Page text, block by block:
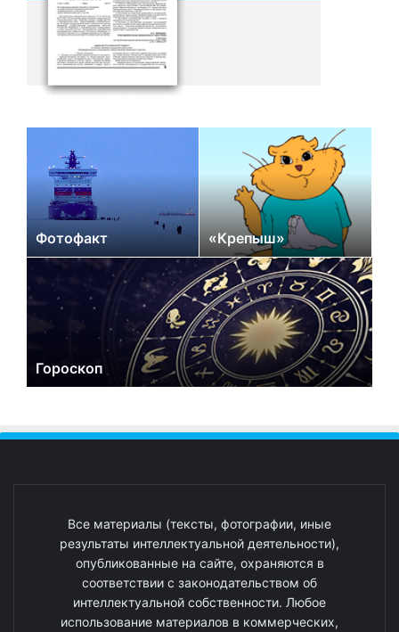
Фотофакт «Крепыш»
Гороскоп
Все материалы (тексты, фотографии, иные
результаты интеллектуальной деятельности),
опубликованные на сайте, охраняются в
соответствии с законодательством об
интеллектуальной собственности. Любое
использование материалов в коммерческих,